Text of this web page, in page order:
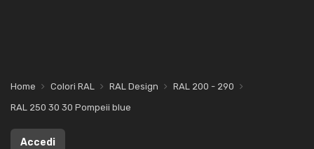
Home Colori RAL RAL Design
RAL 200 - 290
RAL 250 30 30 Pompeii blue
Accedi